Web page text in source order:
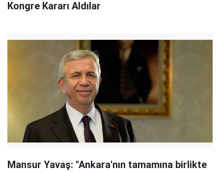
Kongre Kararı Aldılar
Mansur Yavaş: "Ankara'nın tamamına birlikte